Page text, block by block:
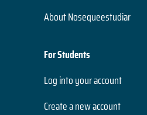
About Nosequeestudiar
For Students
Log into your account
Create a new account